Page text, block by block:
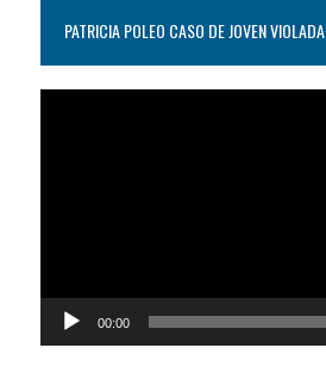
PATRICIA POLEO CASO DE JOVEN VIOLADA
00:00